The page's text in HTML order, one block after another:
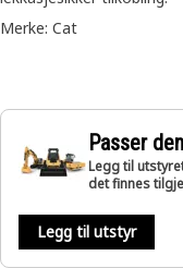
Merke: Cat
Passer
Legg til
det finnes
Legg til utstyr